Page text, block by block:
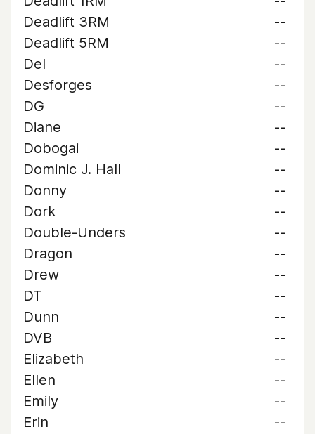
Deadlift 3RM
--
Deadlift 5RM
--
Del
--
Desforges
--
DG
--
Diane
--
Dobogai
--
Dominic J. Hall
--
Donny
--
Dork
--
Double-Unders
--
Dragon
--
Drew
--
DT
--
Dunn
--
DVB
--
Elizabeth
--
Ellen
--
Emily
--
Erin
--